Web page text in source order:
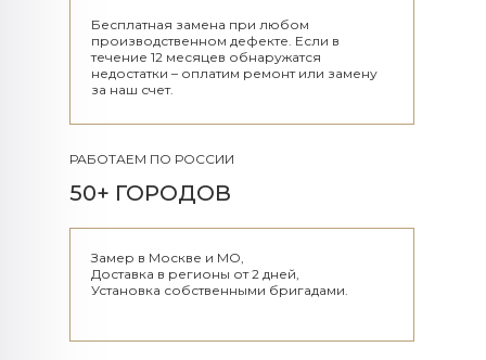
Бесплатная замена при любом
производственном дефекте. Если в
течение 12 месяцев обнаружатся
недостатки – оплатим ремонт или замену
за наш счет.
РАБОТАЕМ ПО РОССИИ
50+ ГОРОДОВ
Замер в Москве и МО,
Доставка в регионы от 2 дней,
Установка собственными бригадами.